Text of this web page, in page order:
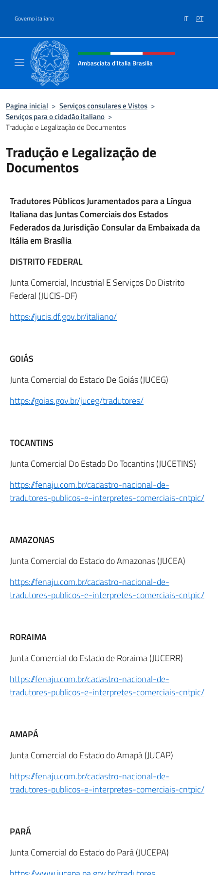
Governo italiano IT PT
Site, social e cabeçalho do menu
Ambasciata d'Italia Brasilia
Pagina inicial > Serviços consulares e Vistos >
Serviços para o cidadão italiano >
Tradução e Legalização de Documentos
Tradução e Legalização de
Documentos
Tradutores Públicos Juramentados para a Língua
Italiana das Juntas Comerciais dos Estados
Federados da Jurisdição Consular da Embaixada da
Itália em Brasília
DISTRITO FEDERAL
Junta Comercial, Industrial E Serviços Do Distrito
Federal (JUCIS-DF)
https://jucis.df.gov.br/italiano/
GOIÁS
Junta Comercial do Estado De Goiás (JUCEG)
https://goias.gov.br/juceg/tradutores/
TOCANTINS
Junta Comercial Do Estado Do Tocantins (JUCETINS)
https://fenaju.com.br/cadastro-nacional-de-
tradutores-publicos-e-interpretes-comerciais-cntpic/
AMAZONAS
Junta Comercial do Estado do Amazonas (JUCEA)
https://fenaju.com.br/cadastro-nacional-de-
tradutores-publicos-e-interpretes-comerciais-cntpic/
RORAIMA
Junta Comercial do Estado de Roraima (JUCERR)
https://fenaju.com.br/cadastro-nacional-de-
tradutores-publicos-e-interpretes-comerciais-cntpic/
AMAPÁ
Junta Comercial do Estado do Amapá (JUCAP)
https://fenaju.com.br/cadastro-nacional-de-
tradutores-publicos-e-interpretes-comerciais-cntpic/
PARÁ
Junta Comercial do Estado do Pará (JUCEPA)